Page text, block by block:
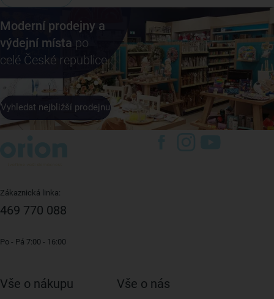
Moderní prodejny a
výdejní místa po
celé České republice
Vyhledat nejbližší prodejnu
Zákaznická linka:
469 770 088
Po - Pá 7:00 - 16:00
Vše o nákupu Vše o nás